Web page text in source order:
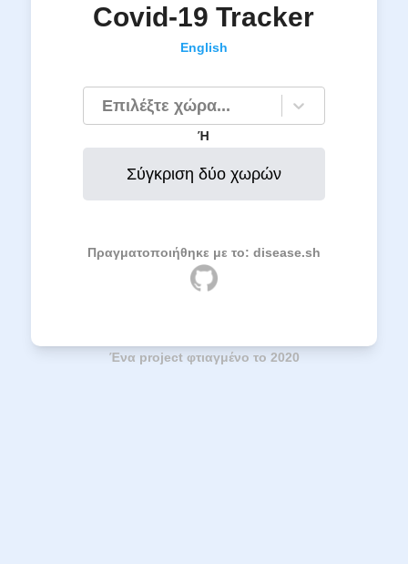
Covid-19 Tracker
English
Επιλέξτε χώρα...
Ή
Σύγκριση δύο χωρών
Πραγματοποιήθηκε με το: disease.sh
Ένα project φτιαγμένο το 2020